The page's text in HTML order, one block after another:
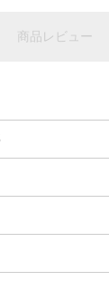
商品レビュー